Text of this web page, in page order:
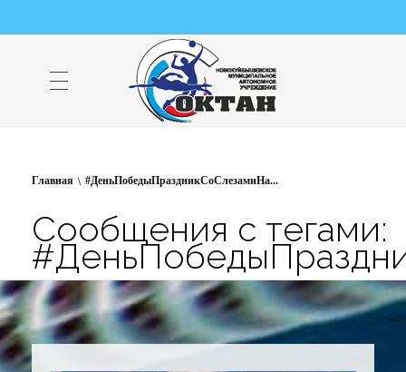
НМАУ "ФОК "ОКТАН" | Официальный сайт
НМАУ "ФОК"ОКТАН". Центр спорта, оздоровления и закаливания. Тел. 8 (84635) 9-68-79
Главная #ДеньПобедыПраздникСоСлезамиНа...
Сообщения с тегами: